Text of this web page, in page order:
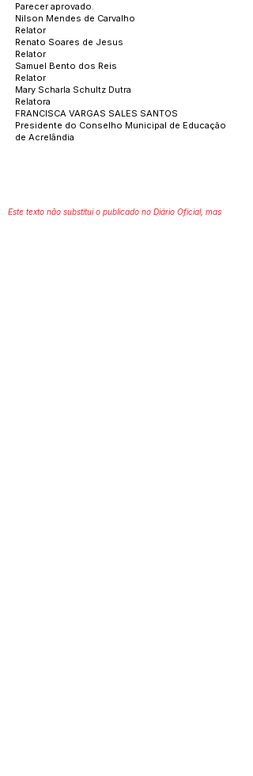
Parecer aprovado.
Nilson Mendes de Carvalho
Relator
Renato Soares de Jesus
Relator
Samuel Bento dos Reis
Relator
Mary Scharla Schultz Dutra
Relatora
FRANCISCA VARGAS SALES SANTOS
Presidente do Conselho Municipal de Educação
de Acrelândia
Este texto não substitui o publicado no Diário Oficial, mas